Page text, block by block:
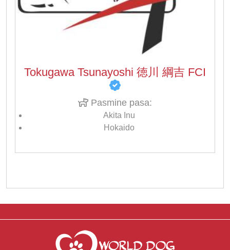
Tokugawa Tsunayoshi 徳川 綱吉 FCI
Pasmine pasa:
Akita Inu
Hokaido